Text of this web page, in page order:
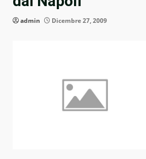
admin Dicembre 27, 2009